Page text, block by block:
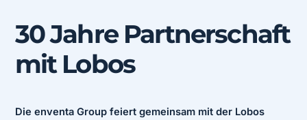
30 Jahre Partnerschaft
mit Lobos
Die enventa Group feiert gemeinsam mit der Lobos